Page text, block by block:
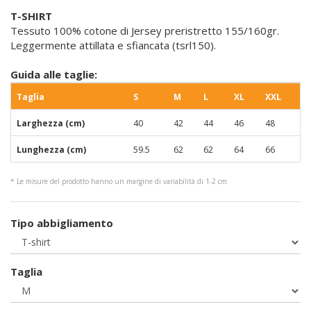
T-SHIRT
Tessuto 100% cotone di Jersey preristretto 155/160gr.
Leggermente attillata e sfiancata (tsrl150).
Guida alle taglie:
Taglia S M L XL XXL
Larghezza (cm) 40 42 44 46 48
Lunghezza (cm) 59.5 62 62 64 66
* Le misure del prodotto hanno un margine di variabilità di 1-2 cm
Tipo abbigliamento
Taglia